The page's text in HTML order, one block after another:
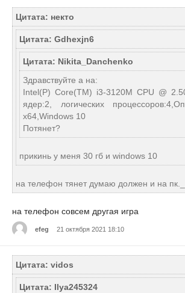
Цитата: некто
Цитата: Gdhexjn6
Цитата: Nikita_Danchenko
Здравствуйте а на:
Intel(Р) Core(ТМ) i3-3120М CPU @
ядер:2, логических
х64,Windows 10
Потянет?
прикинь у меня 30 гб и windows 10
на телефон тянет думаю должен и на пк._.
на телефон совсем другая игра
efeg 21 октября 2021 18:10
Цитата: vidos
Цитата: Ilya245324